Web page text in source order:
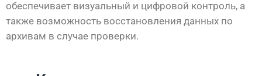
обеспечивает визуальный и цифровой контроль, а
также возможность восстановления данных по
архивам в случае проверки.